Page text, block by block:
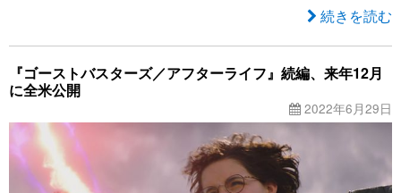
続きを読む
『ゴーストバスターズ／アフターライフ』続編、来年12月
に全米公開
2022年6月29日